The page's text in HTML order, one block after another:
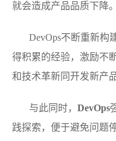
就会造成产品品质下降。
DevOps不断重新构
得积累的经验，激励不
和技术革新同开发新产
与此同时， DevOps
践探索，便于避免问题